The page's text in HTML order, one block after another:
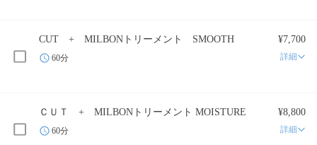
CUT + MILBONトリーメント SMOOTH ¥7,700
60分 詳細
ＣＵＴ + MILBONトリーメント MOISTURE ¥8,800
60分 詳細